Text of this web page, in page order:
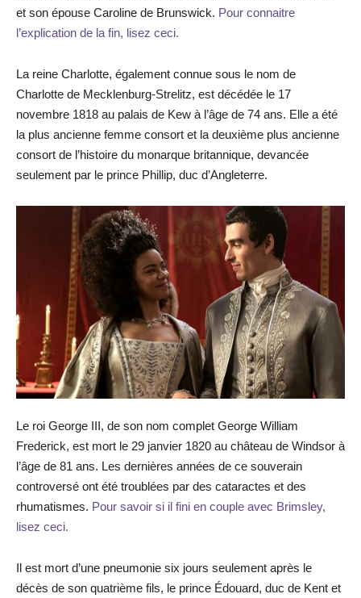
et son épouse Caroline de Brunswick. Pour connaitre
l’explication de la fin, lisez ceci.
La reine Charlotte, également connue sous le nom de
Charlotte de Mecklenburg-Strelitz, est décédée le 17
novembre 1818 au palais de Kew à l’âge de 74 ans. Elle a été
la plus ancienne femme consort et la deuxième plus ancienne
consort de l’histoire du monarque britannique, devancée
seulement par le prince Phillip, duc d’Angleterre.
Le roi George III, de son nom complet George William
Frederick, est mort le 29 janvier 1820 au château de Windsor à
l’âge de 81 ans. Les dernières années de ce souverain
controversé ont été troublées par des cataractes et des
rhumatismes. Pour savoir si il fini en couple avec Brimsley,
lisez ceci.
Il est mort d’une pneumonie six jours seulement après le
décès de son quatrième fils, le prince Édouard, duc de Kent et